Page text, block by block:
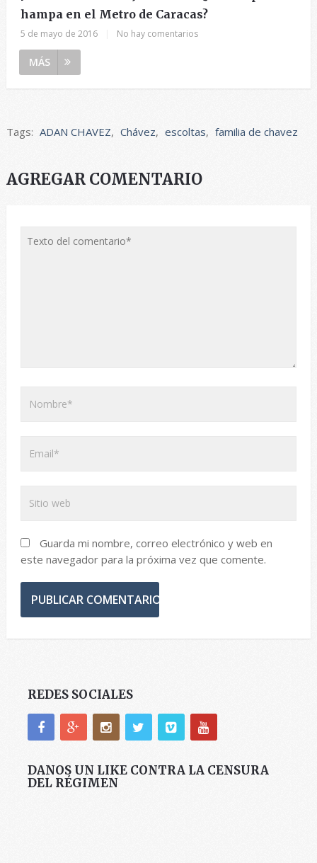
hampa en el Metro de Caracas?
5 de mayo de 2016 No hay comentarios
MÁS
Tags: ADAN CHAVEZ, Chávez, escoltas, familia de chavez
AGREGAR COMENTARIO
Guarda mi nombre, correo electrónico y web en
este navegador para la próxima vez que comente.
REDES SOCIALES
DANOS UN LIKE CONTRA LA CENSURA
DEL RÉGIMEN